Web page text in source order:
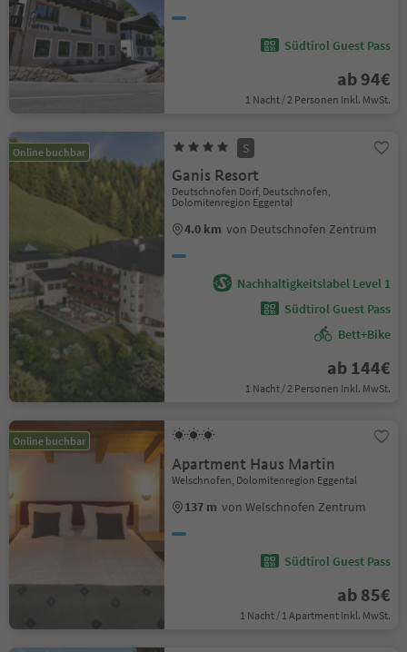
Südtirol Guest Pass
ab 94€
1 Nacht / 2 Personen Inkl. MwSt.
Online buchbar S
Ganis Resort
Deutschnofen Dorf, Deutschnofen,
Dolomitenregion Eggental
4.0 km von Deutschnofen Zentrum
Nachhaltigkeitslabel Level 1
Südtirol Guest Pass
Bett+Bike
ab 144€
1 Nacht / 2 Personen Inkl. MwSt.
Online buchbar
Apartment Haus Martin
Welschnofen, Dolomitenregion Eggental
137 m von Welschnofen Zentrum
Südtirol Guest Pass
ab 85€
1 Nacht / 1 Apartment Inkl. MwSt.